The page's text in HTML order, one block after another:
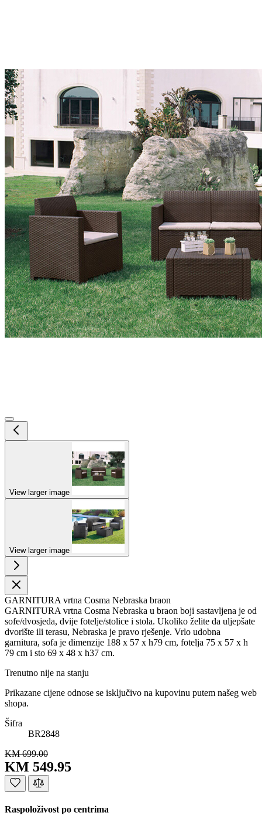
View larger image
View larger image
GARNITURA vrtna Cosma Nebraska braon
GARNITURA vrtna Cosma Nebraska u braon boji sastavljena je od
sofe/dvosjeda, dvije fotelje/stolice i stola. Ukoliko želite da uljepšate
dvorište ili terasu, Nebraska je pravo rješenje. Vrlo udobna
garnitura, sofa je dimenzije 188 x 57 x h79 cm, fotelja 75 x 57 x h
79 cm i sto 69 x 48 x h37 cm.
Trenutno nije na stanju
Prikazane cijene odnose se isključivo na kupovinu putem našeg web
shopa.
Šifra
BR2848
KM 699.00
KM 549.95
Raspoloživost po centrima